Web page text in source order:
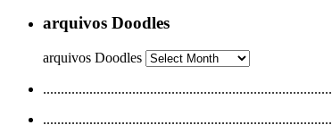
arquivos Doodles
arquivos Doodles
.................................................................................
.................................................................................